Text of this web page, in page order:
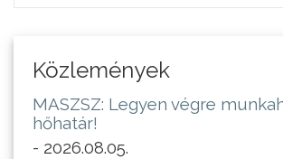
Közlemények
MASZSZ: Legyen végre
hőhatár!
- 2026.08.05.